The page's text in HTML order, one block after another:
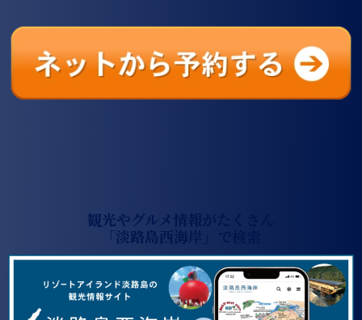
観光やグルメ情報がたくさん
「淡路島西海岸」で検索